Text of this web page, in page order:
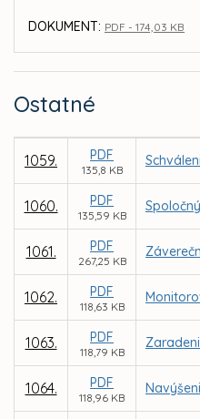
DOKUMENT: PDF - 174,03 KB
Ostatné
1059. PDF
135,8 KB
1060. PDF
135,59 KB
1061. PDF
267,25 KB
1062. PDF
118,63 KB
1063. PDF
118,79 KB
1064. PDF
118,96 KB